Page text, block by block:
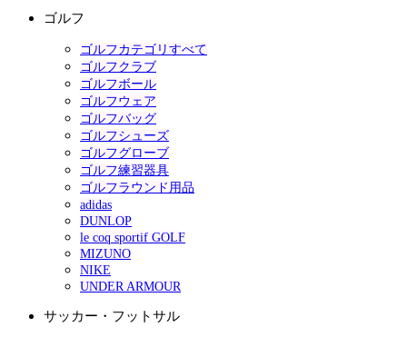
ゴルフ
ゴルフカテゴリすべて
ゴルフクラブ
ゴルフボール
ゴルフウェア
ゴルフバッグ
ゴルフシューズ
ゴルフグローブ
ゴルフ練習器具
ゴルフラウンド用品
adidas
DUNLOP
le coq sportif GOLF
MIZUNO
NIKE
UNDER ARMOUR
サッカー・フットサル